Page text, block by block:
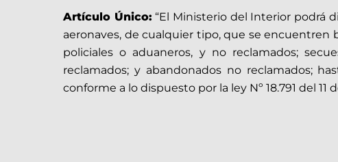
Artículo Único: “El Ministerio del Interior podrá
aeronaves, de cualquier tipo, que se encuentren
policiales o aduaneros, y no reclamados;
reclamados; y abandonados no reclamados;
conforme a lo dispuesto por la ley Nº 18.791 del 11